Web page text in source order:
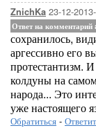
ZnichKa 23-12-
Ответ на
сохранилось,
аргессивно его
протестантизм.
колдуны на
народа... Это
уже настоящего
Обратиться -